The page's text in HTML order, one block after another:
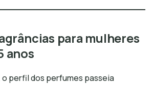
para mulheres
anos
o perfil dos perfumes passeia